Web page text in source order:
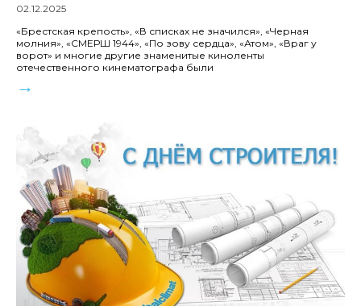
02.12.2025
«Брестская крепость», «В списках не значился», «Черная
молния», «СМЕРШ 1944», «По зову сердца», «Атом», «Враг у
ворот» и многие другие знаменитые киноленты
отечественного кинематографа были
→